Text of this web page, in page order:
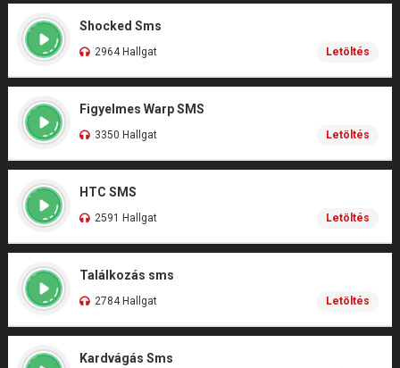
Shocked Sms
2964 Hallgat Letöltés
Figyelmes Warp SMS
3350 Hallgat Letöltés
HTC SMS
2591 Hallgat Letöltés
Találkozás sms
2784 Hallgat Letöltés
Kardvágás Sms